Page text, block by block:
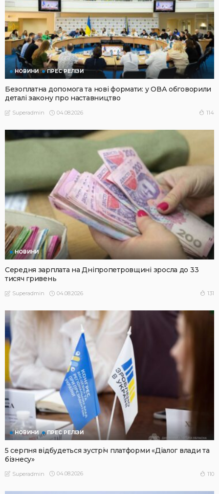
НОВИНИ ПРЕС РЕЛІЗИ
Безоплатна допомога та нові формати: у ОВА обговорили
деталі закону про наставництво
Superadmin 04.08.2026 114
НОВИНИ
Середня зарплата на Дніпропетровщині зросла до 33
тисяч гривень
Superadmin 04.08.2026 131
НОВИНИ ПРЕС РЕЛІЗИ
5 серпня відбудеться зустріч платформи «Діалог влади та
бізнесу»
Superadmin 04.08.2026 110